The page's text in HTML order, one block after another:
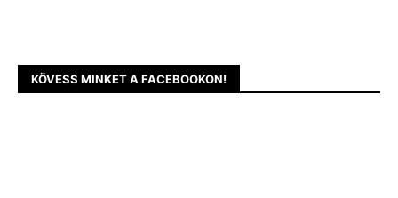
KÖVESS MINKET A FACEBOOKON!